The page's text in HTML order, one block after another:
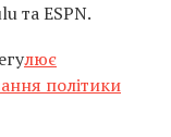
та ESPN.
лює
політики